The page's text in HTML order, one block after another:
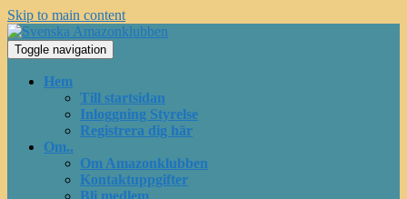
Skip to main content
Toggle navigation
Hem
Till startsidan
Inloggning Styrelse
Registrera dig här
Om..
Om Amazonklubben
Kontaktuppgifter
Bli medlem